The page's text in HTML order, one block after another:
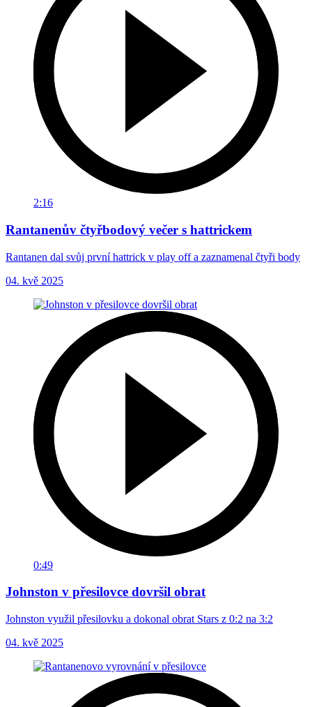
2:16
Rantanenův čtyřbodový večer s hattrickem
Rantanen dal svůj první hattrick v play off a zaznamenal čtyři body
04. kvě 2025
0:49
Johnston v přesilovce dovršil obrat
Johnston využil přesilovku a dokonal obrat Stars z 0:2 na 3:2
04. kvě 2025